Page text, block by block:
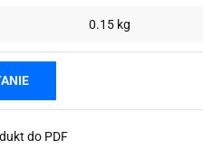
0.15 kg
do PDF